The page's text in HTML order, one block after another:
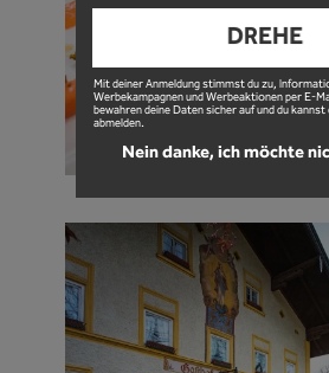
DREHE
Mit deiner Anmeldung stimmst du zu,
Werbekampagnen und Werbeaktionen per E-
bewahren deine Daten sicher auf und du
abmelden.
Nein danke, ich möchte